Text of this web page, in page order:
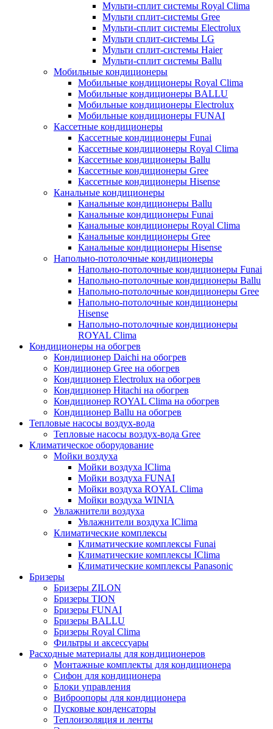
Мульти-сплит системы Royal Clima
Мульти сплит-системы Gree
Мульти-сплит системы Electrolux
Мульти сплит-системы LG
Мульти сплит-системы Haier
Мульти-сплит системы Ballu
Мобильные кондиционеры
Мобильные кондиционеры Royal Clima
Мобильные кондиционеры BALLU
Мобильные кондиционеры Electrolux
Мобильные кондиционеры FUNAI
Кассетные кондиционеры
Кассетные кондиционеры Funai
Кассетные кондиционеры Royal Clima
Кассетные кондиционеры Ballu
Кассетные кондиционеры Gree
Кассетные кондиционеры Hisense
Канальные кондиционеры
Канальные кондиционеры Ballu
Канальные кондиционеры Funai
Канальные кондиционеры Royal Clima
Канальные кондиционеры Gree
Канальные кондиционеры Hisense
Напольно-потолочные кондиционеры
Напольно-потолочные кондиционеры Funai
Напольно-потолочные кондиционеры Ballu
Напольно-потолочные кондиционеры Gree
Напольно-потолочные кондиционеры
Hisense
Напольно-потолочные кондиционеры
ROYAL Clima
Кондиционеры на обогрев
Кондиционер Daichi на обогрев
Кондиционер Gree на обогрев
Кондиционер Electrolux на обогрев
Кондиционер Hitachi на обогрев
Кондиционер ROYAL Clima на обогрев
Кондиционер Ballu на обогрев
Тепловые насосы воздух-вода
Тепловые насосы воздух-вода Gree
Климатическое оборудование
Мойки воздуха
Мойки воздуха IClima
Мойки воздуха FUNAI
Мойки воздуха ROYAL Clima
Мойки воздуха WINIA
Увлажнители воздуха
Увлажнители воздуха IClima
Климатические комплексы
Климатические комплексы Funai
Климатические комплексы IClima
Климатические комплексы Panasonic
Бризеры
Бризеры ZILON
Бризеры TION
Бризеры FUNAI
Бризеры BALLU
Бризеры Royal Clima
Фильтры и аксессуары
Расходные материалы для кондиционеров
Монтажные комплекты для кондиционера
Сифон для кондиционера
Блоки управления
Виброопоры для кондиционера
Пусковые конденсаторы
Теплоизоляция и ленты